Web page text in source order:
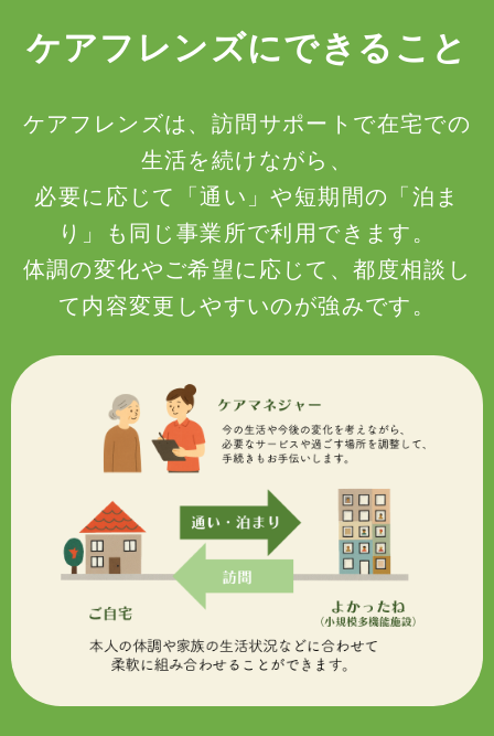
ケアフレンズにできること
ケアフレンズは、訪問サポートで在宅での
生活を続けながら、
必要に応じて「通い」や短期間の「泊ま
り」も同じ事業所で利用できます。
体調の変化やご希望に応じて、都度相談し
て内容変更しやすいのが強みです。